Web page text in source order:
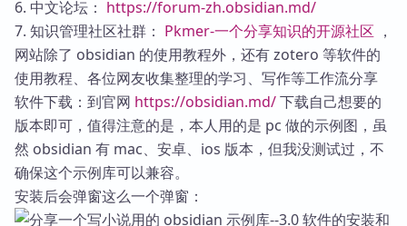
6. 中文论坛： https://forum-zh.obsidian.md/
7. 知识管理社区社群： Pkmer-一个分享知识的开源社区 ，
网站除了 obsidian 的使用教程外，还有 zotero 等软件的
使用教程、各位网友收集整理的学习、写作等工作流分享
软件下载：到官网 https://obsidian.md/下载自己想要的
版本即可，值得注意的是，本人用的是 pc 做的示例图，虽
然 obsidian 有 mac、安卓、ios 版本，但我没测试过，不
确保这个示例库可以兼容。
安装后会弹窗这么一个弹窗：